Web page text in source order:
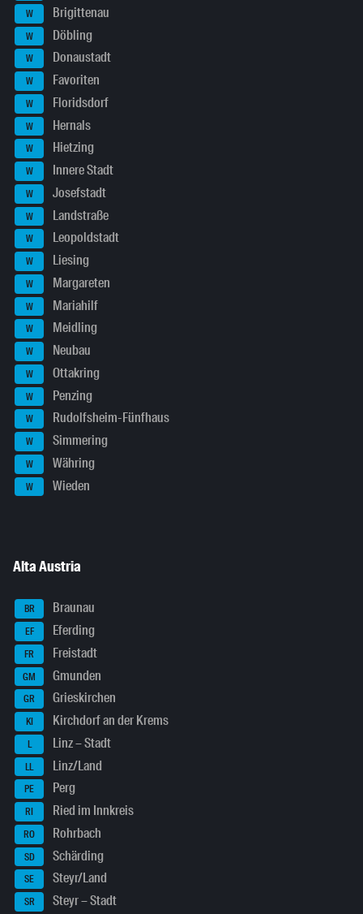
W Brigittenau
W Döbling
W Donaustadt
W Favoriten
W Floridsdorf
W Hernals
W Hietzing
W Innere Stadt
W Josefstadt
W Landstraße
W Leopoldstadt
W Liesing
W Margareten
W Mariahilf
W Meidling
W Neubau
W Ottakring
W Penzing
W Rudolfsheim-Fünfhaus
W Simmering
W Währing
W Wieden
Alta Austria
BR Braunau
EF Eferding
FR Freistadt
GM Gmunden
GR Grieskirchen
KI Kirchdorf an der Krems
L Linz – Stadt
LL Linz/Land
PE Perg
RI Ried im Innkreis
RO Rohrbach
SD Schärding
SE Steyr/Land
SR Steyr – Stadt